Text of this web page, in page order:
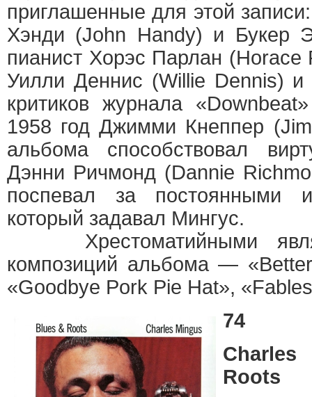
приглашенные для этой
Хэнди (John Handy) и Букер
пианист Хорэс Парлан (Horace
Уилли Деннис (Willie Dennis) и
критиков журнала
1958 год Джимми Кнеппер
альбома способствовал
Дэнни Ричмонд (Dаnnie
поспевал за постоянными
который задавал Мингус.
Хрестоматийными
композиций альбома —
«Goodbye Pork Pie Hat»,
74
Roots